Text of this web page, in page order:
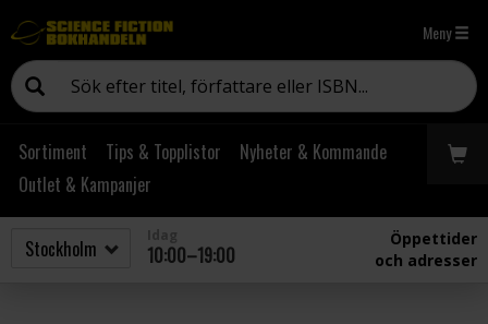
Meny
Sortiment Tips & Topplistor
Nyheter & Kommande
Outlet & Kampanjer
10:00–19:00
Öppettider
och adresser